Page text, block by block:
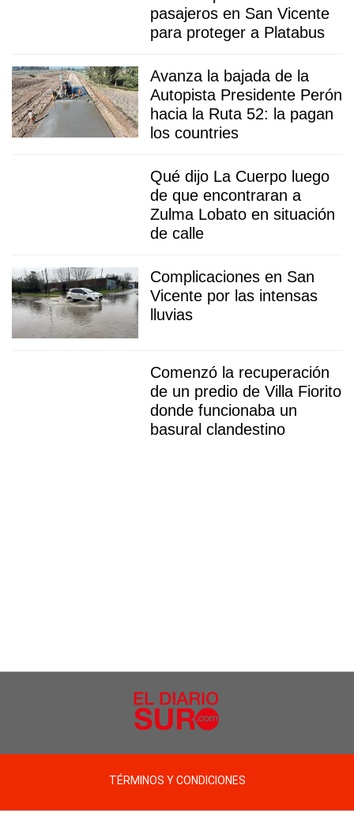
pasajeros en San Vicente
para proteger a Platabus
Avanza la bajada de la
Autopista Presidente Perón
hacia la Ruta 52: la pagan
los countries
Qué dijo La Cuerpo luego
de que encontraran a
Zulma Lobato en situación
de calle
Complicaciones en San
Vicente por las intensas
lluvias
Comenzó la recuperación
de un predio de Villa Fiorito
donde funcionaba un
basural clandestino
TÉRMINOS Y CONDICIONES